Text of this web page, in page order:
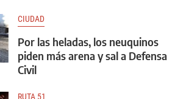
CIUDAD
Por las heladas, los neuquinos
piden más arena y sal a Defensa
Civil
RUTA 51